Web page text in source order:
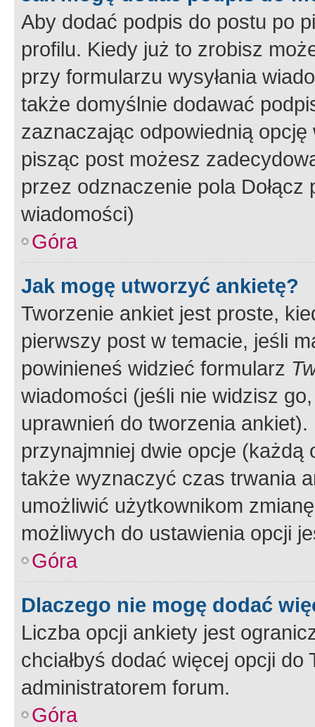
Aby dodać podpis do postu po
profilu. Kiedy już to zrobisz
przy formularzu wysyłania
także domyślnie dodawać
zaznaczając odpowiednią
pisząc post możesz
przez odznaczenie pola
wiadomości)
Góra
Jak mogę utworzyć ankietę?
Tworzenie ankiet jest proste,
pierwszy post w temacie, jeśli
powinieneś widzieć formularz
wiadomości (jeśli nie widzisz
uprawnień do tworzenia
przynajmniej dwie opcje
także wyznaczyć czas trwania
umożliwić użytkownikom
możliwych do ustawienia opcji
Góra
Dlaczego nie mogę dodać
Liczba opcji ankiety jest
chciałbyś dodać więcej opcji
administratorem forum.
Góra